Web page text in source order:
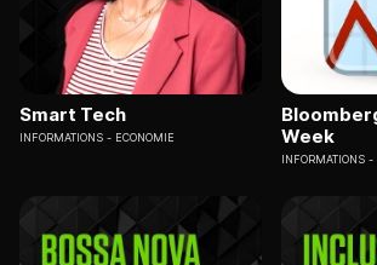
Smart Tech
INFORMATIONS ECONOMIE
Week
INFORMATIONS